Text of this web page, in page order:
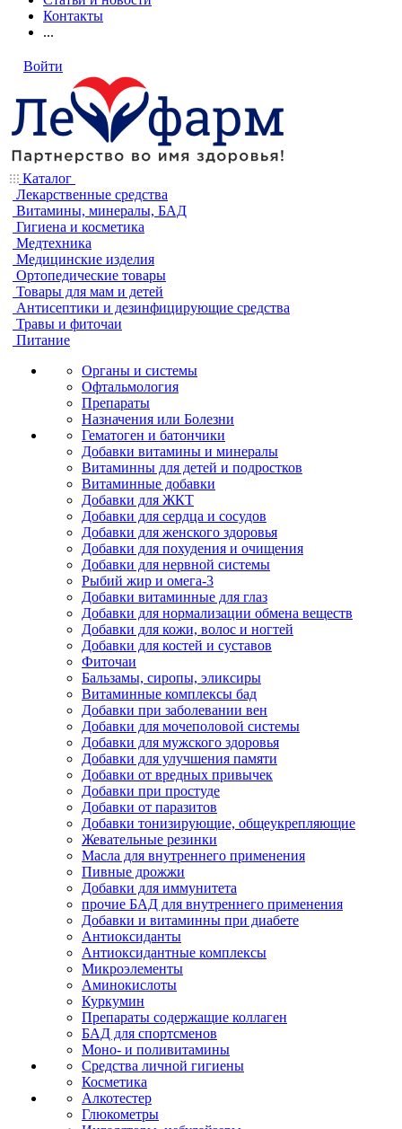
Контакты
...
Войти
Каталог
Лекарственные средства
Витамины, минералы, БАД
Гигиена и косметика
Медтехника
Медицинские изделия
Ортопедические товары
Товары для мам и детей
Антисептики и дезинфицирующие средства
Травы и фиточаи
Питание
Органы и системы
Офтальмология
Препараты
Назначения или Болезни
Гематоген и батончики
Добавки витамины и минералы
Витаминны для детей и подростков
Витаминные добавки
Добавки для ЖКТ
Добавки для сердца и сосудов
Добавки для женского здоровья
Добавки для похудения и очищения
Добавки для нервной системы
Рыбий жир и омега-3
Добавки витаминные для глаз
Добавки для нормализации обмена веществ
Добавки для кожи, волос и ногтей
Добавки для костей и суставов
Фиточаи
Бальзамы, сиропы, эликсиры
Витаминные комплексы бад
Добавки при заболевании вен
Добавки для мочеполовой системы
Добавки для мужского здоровья
Добавки для улучшения памяти
Добавки от вредных привычек
Добавки при простуде
Добавки от паразитов
Добавки тонизирующие, общеукрепляющие
Жевательные резинки
Масла для внутреннего применения
Пивные дрожжи
Добавки для иммунитета
прочие БАД для внутреннего применения
Добавки и витаминны при диабете
Антиоксиданты
Антиоксидантные комплексы
Микроэлементы
Аминокислоты
Куркумин
Препараты содержащие коллаген
БАД для спортсменов
Моно- и поливитамины
Средства личной гигиены
Косметика
Алкотестер
Глюкометры